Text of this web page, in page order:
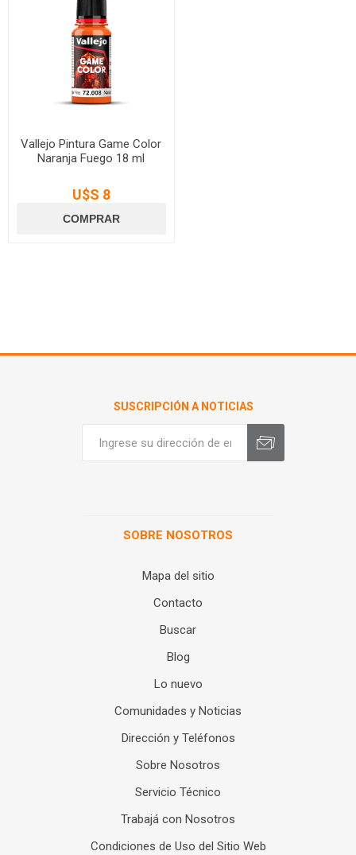
Vallejo Pintura Game Color
Naranja Fuego 18 ml
U$S 8
SUSCRIPCIÓN A NOTICIAS
SOBRE NOSOTROS
Mapa del sitio
Contacto
Buscar
Blog
Lo nuevo
Comunidades y Noticias
Dirección y Teléfonos
Sobre Nosotros
Servicio Técnico
Trabajá con Nosotros
Condiciones de Uso del Sitio Web